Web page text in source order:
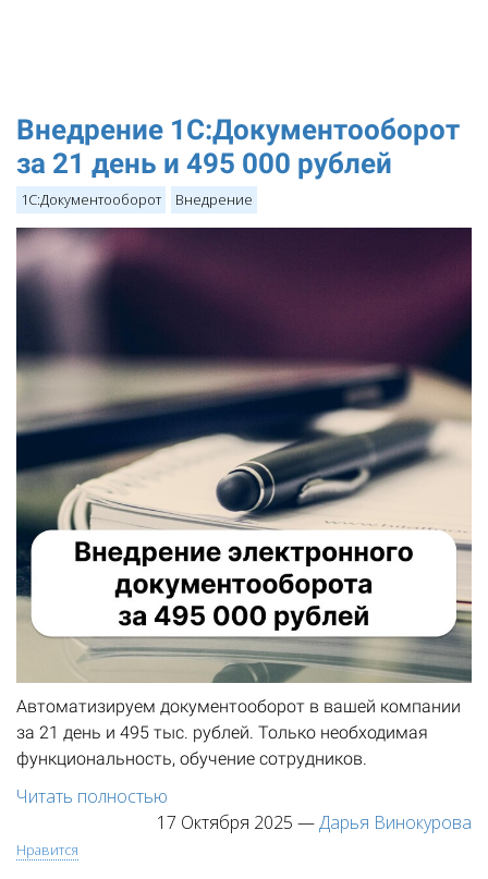
Внедрение 1С:Документооборот
за 21 день и 495 000 рублей
1С:Документооборот Внедрение
Автоматизируем документооборот в вашей компании
за 21 день и 495 тыс. рублей. Только необходимая
функциональность, обучение сотрудников.
Читать полностью
17 Октября 2025 —Дарья Винокурова
Нравится